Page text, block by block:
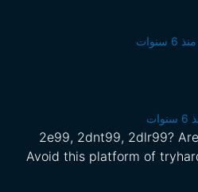
2e99, 2dnt99, 2dlr99?
Avoid this platform of